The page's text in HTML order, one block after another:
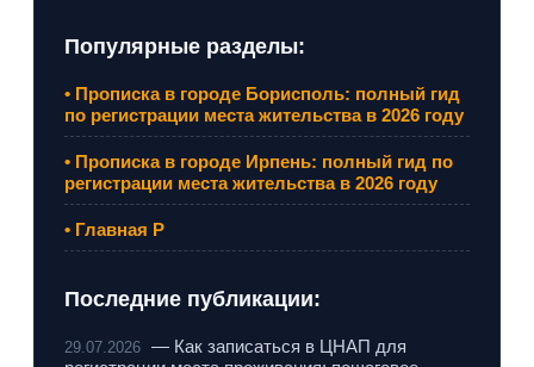
Популярные разделы:
• Прописка в городе Борисполь: полный гид
по регистрации места жительства в 2026 году
• Прописка в городе Ирпень: полный гид по
регистрации места жительства в 2026 году
• Главная Р
Последние публикации:
29.07.2026 — Как записаться в ЦНАП для